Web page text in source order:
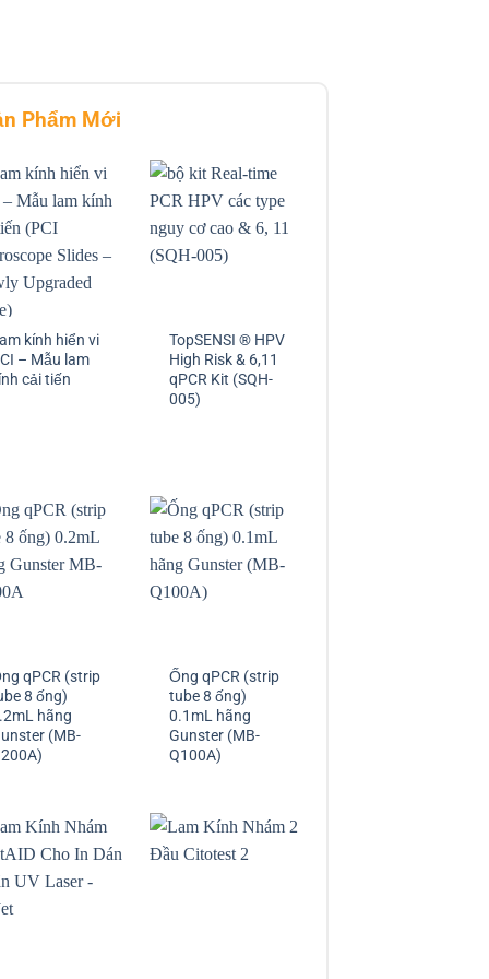
Phẩm Mới
kính hiển vi
– Mẫu lam
cải tiến
TopSENSI ® HPV
High Risk & 6,11
qPCR Kit (SQH-
005)
qPCR (strip
8 ống)
hãng
(MB-
Ống qPCR (strip
tube 8 ống)
0.1mL hãng
Gunster (MB-
Q100A)